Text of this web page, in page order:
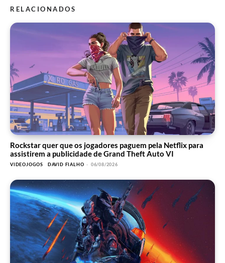
RELACIONADOS
Rockstar quer que os jogadores paguem pela Netflix para
assistirem a publicidade de Grand Theft Auto VI
VIDEOJOGOS DAVID FIALHO - 06/08/2026